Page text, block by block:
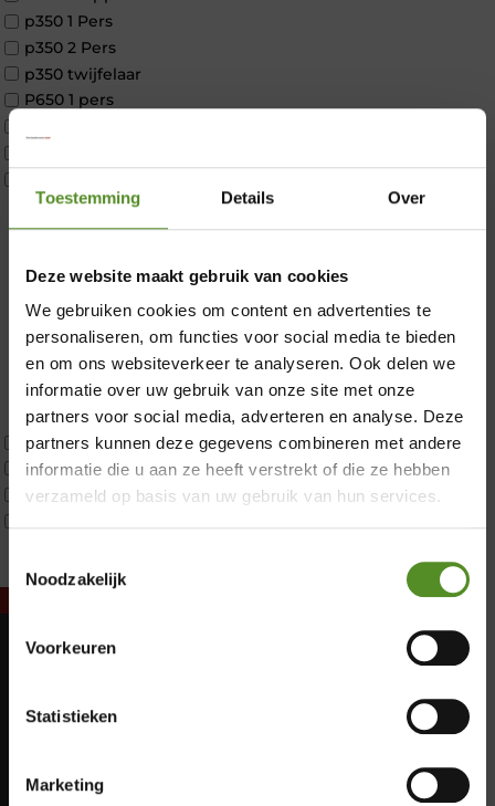
Toestemming Details Over
Deze website maakt gebruik van cookies
We gebruiken cookies om content en advertenties te
personaliseren, om functies voor social media te bieden
en om ons websiteverkeer te analyseren. Ook delen we
informatie over uw gebruik van onze site met onze
partners voor social media, adverteren en analyse. Deze
partners kunnen deze gegevens combineren met andere
informatie die u aan ze heeft verstrekt of die ze hebben
verzameld op basis van uw gebruik van hun services.
Noodzakelijk
Voorkeuren
Statistieken
Marketing
p350 1 Pers
p350 2 Pers
p350 twijfelaar
P650 1 pers
Maatvoering
1 persoon
2 personen split
Twijfelaar
Materiaal
Koudschuim
Latex
Traagschuim
Tweepersoons 1 kern
Tweepersoons 1 kern product
Tweepersoons 2 kernen
Dinsdag: Gesloten
Vrijdag: 12:00 – 17:00
Donderdag 12:00 – 17:00
Zaterdag 12:00 – 17:00